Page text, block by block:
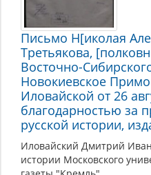
Письмо Н[иколая
Третьякова,
Восточно-
Новокиевское
Иловайской от 26
благодарностью за
русской истории,
Иловайский Дмитрий
истории Московского